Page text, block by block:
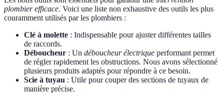
plombier efficace. Voici une liste non exhaustive des outils les plus
couramment utilisés par les plombiers :
Clé à molette : Indispensable pour ajuster différentes tailles
de raccords.
Déboucheur : Un déboucheur électrique performant permet
de régler rapidement les obstructions. Nous avons sélectionné
plusieurs produits adaptés pour répondre à ce besoin.
Scie à tuyau : Utile pour couper des sections de tuyaux de
manière précise.